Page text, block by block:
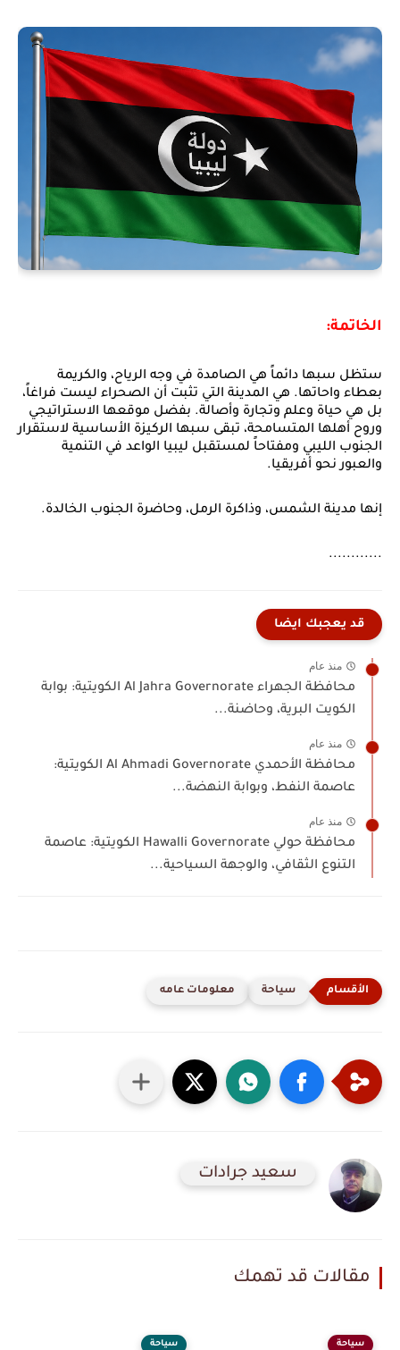
الخاتمة:
ستظل سبها دائماً هي الصامدة في وجه الرياح، والكريمة
بعطاء واحاتها. هي المدينة التي تثبت أن الصحراء ليست فراغاً،
بل هي حياة وعلم وتجارة وأصالة. بفضل موقعها الاستراتيجي
وروح أهلها المتسامحة، تبقى سبها الركيزة الأساسية لاستقرار
الجنوب الليبي ومفتاحاً لمستقبل ليبيا الواعد في التنمية
والعبور نحو أفريقيا.
إنها مدينة الشمس، وذاكرة الرمل، وحاضرة الجنوب الخالدة.
............
قد يعجبك ايضا
منذ عام
محافظة الجهراء Al Jahra Governorate الكويتية: بوابة
الكويت البرية، وحاضنة...
منذ عام
محافظة الأحمدي Al Ahmadi Governorate الكويتية:
عاصمة النفط، وبوابة النهضة...
منذ عام
محافظة حولي Hawalli Governorate الكويتية: عاصمة
التنوع الثقافي، والوجهة السياحية...
سياحة معلومات عامه
سعيد جرادات
مقالات قد تهمك
سياحة سياحة